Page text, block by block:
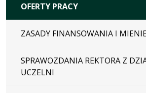
OFERTY PRACY
ZASADY FINANSOWANIA I
SPRAWOZDANIA REKTORA Z
UCZELNI